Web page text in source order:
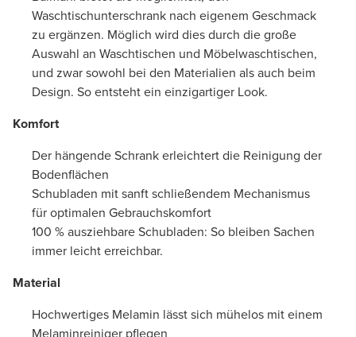
Waschtischunterschrank nach eigenem Geschmack
zu ergänzen. Möglich wird dies durch die große
Auswahl an Waschtischen und Möbelwaschtischen,
und zwar sowohl bei den Materialien als auch beim
Design. So entsteht ein einzigartiger Look.
Komfort
Der hängende Schrank erleichtert die Reinigung der
Bodenflächen
Schubladen mit sanft schließendem Mechanismus
für optimalen Gebrauchskomfort
100 % ausziehbare Schubladen: So bleiben Sachen
immer leicht erreichbar.
Material
Hochwertiges Melamin lässt sich mühelos mit einem
Melaminreiniger pflegen